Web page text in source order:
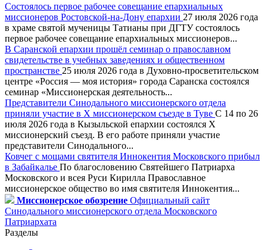
Состоялось первое рабочее совещание епархиальных
миссионеров Ростовской-на-Дону епархии 27 июля 2026 года
в храме святой мученицы Татианы при ДГТУ состоялось
первое рабочее совещание епархиальных миссионеров...
В Саранской епархии прошёл семинар о православном
свидетельстве в учебных заведениях и общественном
пространстве 25 июля 2026 года в Духовно-просветительском
центре «Россия — моя история» города Саранска состоялся
семинар «Миссионерская деятельность...
Представители Синодального миссионерского отдела
приняли участие в X миссионерском съезде в Туве С 14 по 26
июля 2026 года в Кызыльской епархии состоялся X
миссионерский съезд. В его работе приняли участие
представители Синодального...
Ковчег с мощами святителя Иннокентия Московского прибыл
в Забайкалье По благословению Святейшего Патриарха
Московского и всея Руси Кирилла Православное
миссионерское общество во имя святителя Иннокентия...
Миссионерское обозрение Официальный сайт
Синодального миссионерского отдела Московского
Патриархата
Разделы